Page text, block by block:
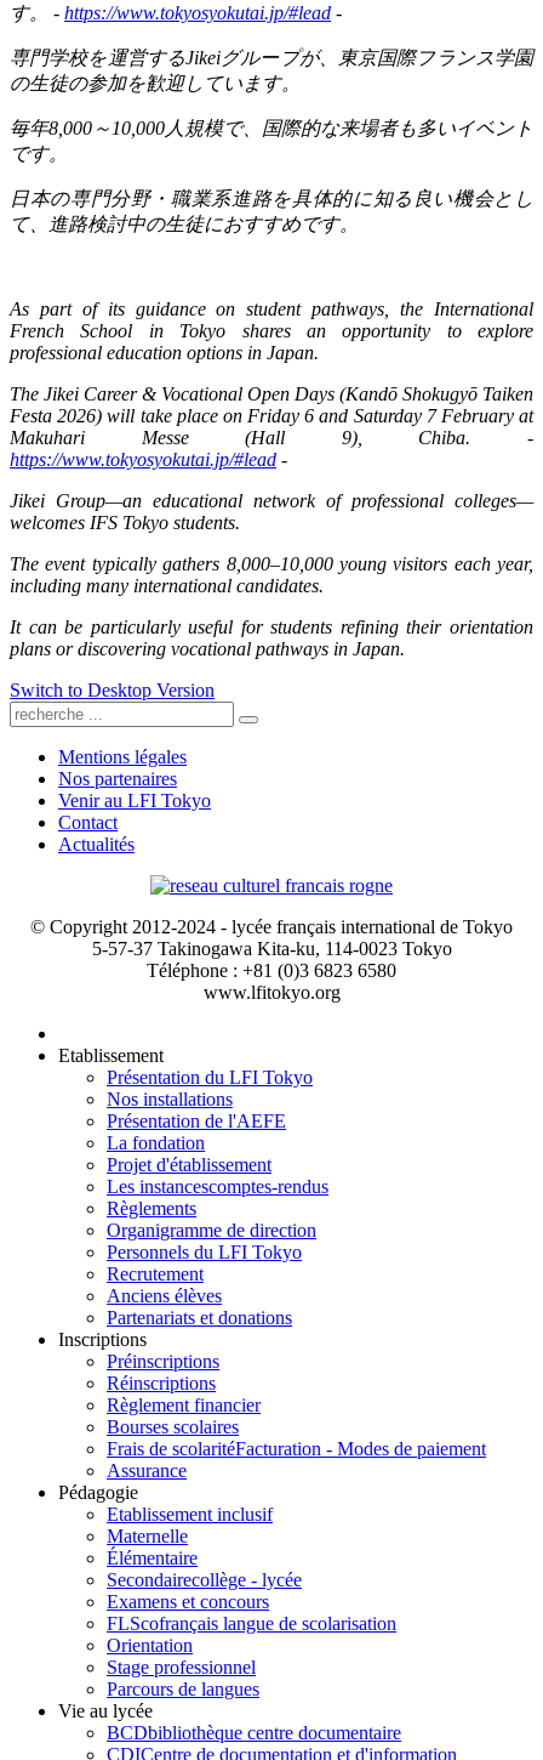
す。
- https://www.tokyosyokutai.jp/#lead -
専門学校を運営するJikeiグループが、東京国際フランス学園
の生徒の参加を歓迎しています。
毎年8,000 ～ 10,000 人規模で、国際的な来場者も多いイベント
です。
日本の専門分野・職業系進路を具体的に知る良い機会とし
て、進路検討中の生徒におすすめです。
As part of its guidance on student pathways, the International
French School in Tokyo shares an opportunity to explore
professional education options in Japan.
The Jikei Career & Vocational Open Days (Kandō Shokugyō Taiken
Festa 2026) will take place on Friday 6 and Saturday 7 February at
Makuhari Messe (Hall 9), Chiba. -
https://www.tokyosyokutai.jp/#lead -
Jikei Group—an educational network of professional colleges—
welcomes IFS Tokyo students.
The event typically gathers 8,000–10,000 young visitors each year,
including many international candidates.
It can be particularly useful for students refining their orientation
plans or discovering vocational pathways in Japan.
Switch to Desktop Version
Mentions légales
Nos partenaires
Venir au LFI Tokyo
Contact
Actualités
© Copyright 2012-2024 - lycée français international de Tokyo
5-57-37 Takinogawa Kita-ku, 114-0023 Tokyo
Téléphone : +81 (0)3 6823 6580
www.lfitokyo.org
Etablissement
Présentation du LFI Tokyo
Nos installations
Présentation de l'AEFE
La fondation
Projet d'établissement
Les instancescomptes-rendus
Règlements
Organigramme de direction
Personnels du LFI Tokyo
Recrutement
Anciens élèves
Partenariats et donations
Inscriptions
Préinscriptions
Réinscriptions
Règlement financier
Bourses scolaires
Frais de scolaritéFacturation - Modes de paiement
Assurance
Pédagogie
Etablissement inclusif
Maternelle
Élémentaire
Secondairecollège - lycée
Examens et concours
FLScofrançais langue de scolarisation
Orientation
Stage professionnel
Parcours de langues
Vie au lycée
BCDbibliothèque centre documentaire
CDICentre de documentation et d'information